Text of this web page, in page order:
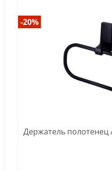
-20%
Держатель полотенец